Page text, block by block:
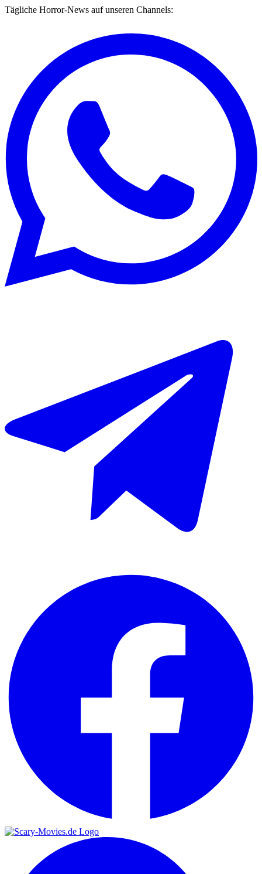
Tägliche Horror-News auf unseren Channels: